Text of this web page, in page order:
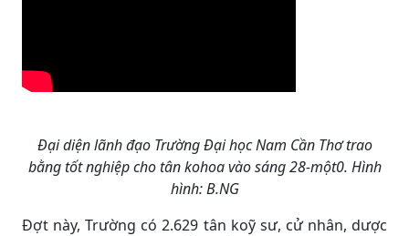
Đại diện lãnh đạo Trường Đại học Nam Cần Thơ trao
bằng tốt nghiệp cho tân kohoa vào sáng 28-một0. Hình
hình: B.NG
Ðợt này, Trường có 2.629 tân koỹ sư, cử nhân, dược